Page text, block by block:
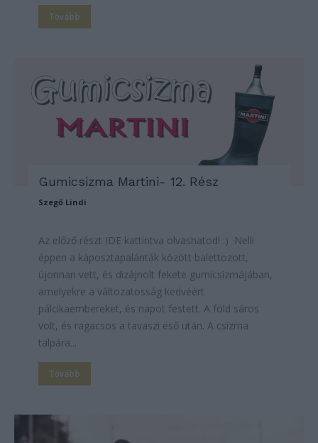
Tovább
Gumicsizma Martini- 12. Rész
Szegő Lindi
Az előző részt IDE kattintva olvashatod! :) Nelli
éppen a káposztapalánták között balettozott,
újonnan vett, és dizájnolt fekete gumicsizmájában,
amelyekre a változatosság kedvéért
pálcikaembereket, és napot festett. A föld sáros
volt, és ragacsos a tavaszi eső után. A csizma
talpára...
Tovább